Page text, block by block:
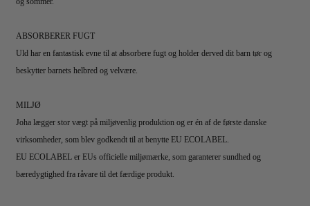
ABSORBERER FUGT
Uld har en fantastisk evne til at absorbere fugt og holder derved dit barn tør og
beskytter barnets helbred og velvære.
MILJØ
Joha lægger stor vægt på miljøvenlig produktion og er én af de første danske
virksomheder, som blev godkendt til at benytte EU ECOLABEL.
EU ECOLABEL er EUs officielle miljømærke, som garanterer sundhed og
bæredygtighed fra råvare til det færdige produkt.